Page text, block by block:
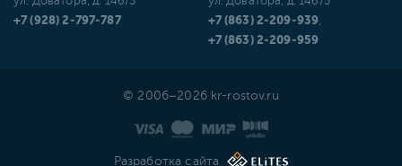
+7 (928) 2-797-787
+7 (863) 2-209-939,
+7 (863) 2-209-959
© 2006–2026 kr-rostov.ru
Разработка сайта